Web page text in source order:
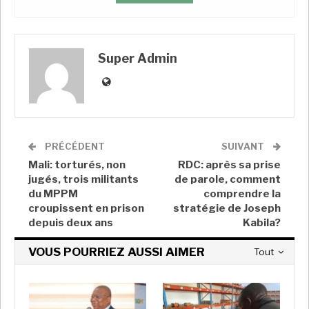
d’élire de manière consensuelle un président de la
République. La nouvelle orientation qui est impulsée
par le président Brice Clotaire Oligui Nguema mérite
Mba
A LIRE AUSSI
COTE D’IVOIRE : Après le Forum Diaspora
for Growth à Paris,…
Super Admin Juil 18, 2026
Super Admin
PRÉCÉDENT
Mali: torturés, non
jugés, trois militants
du MPPM
croupissent en prison
depuis deux ans
SUIVANT
RDC: après sa prise
de parole, comment
comprendre la
stratégie de Joseph
Kabila?
Tout
VOUS POURRIEZ AUSSI AIMER